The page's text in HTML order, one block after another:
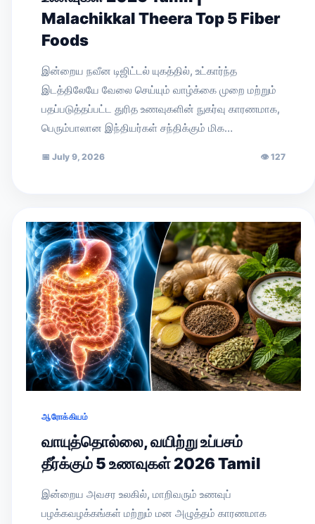
Malachikkal Theera Top 5 Fiber
Foods
இன்றைய நவீன டிஜிட்டல் யுகத்தில், உட்கார்ந்த
இடத்திலேயே வேலை செய்யும் வாழ்க்கை முறை மற்றும்
பதப்படுத்தப்பட்ட துரித உணவுகளின் நுகர்வு காரணமாக,
பெரும்பாலான இந்தியர்கள் சந்திக்கும் மிக…
📅 July 9, 2026 👁127
ஆரோக்கியம்
வாயுத்தொல்லை, வயிற்று உப்பசம்
தீர்க்கும் 5 உணவுகள் 2026 Tamil
இன்றைய அவசர உலகில், மாறிவரும் உணவுப்
பழக்கவழக்கங்கள் மற்றும் மன அழுத்தம் காரணமாக